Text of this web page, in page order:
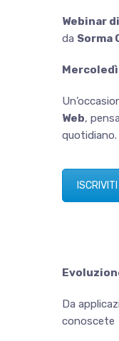
Webinar
da Sorma
Web,
quotidiano.
Evoluzion
Da
conoscete